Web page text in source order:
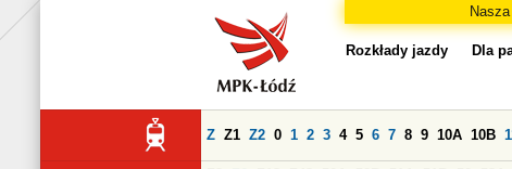
Rozkłady jazdy Dla
Z Z1 Z2 0 1 2 3 4 5 6 7 8 9 10A 10B